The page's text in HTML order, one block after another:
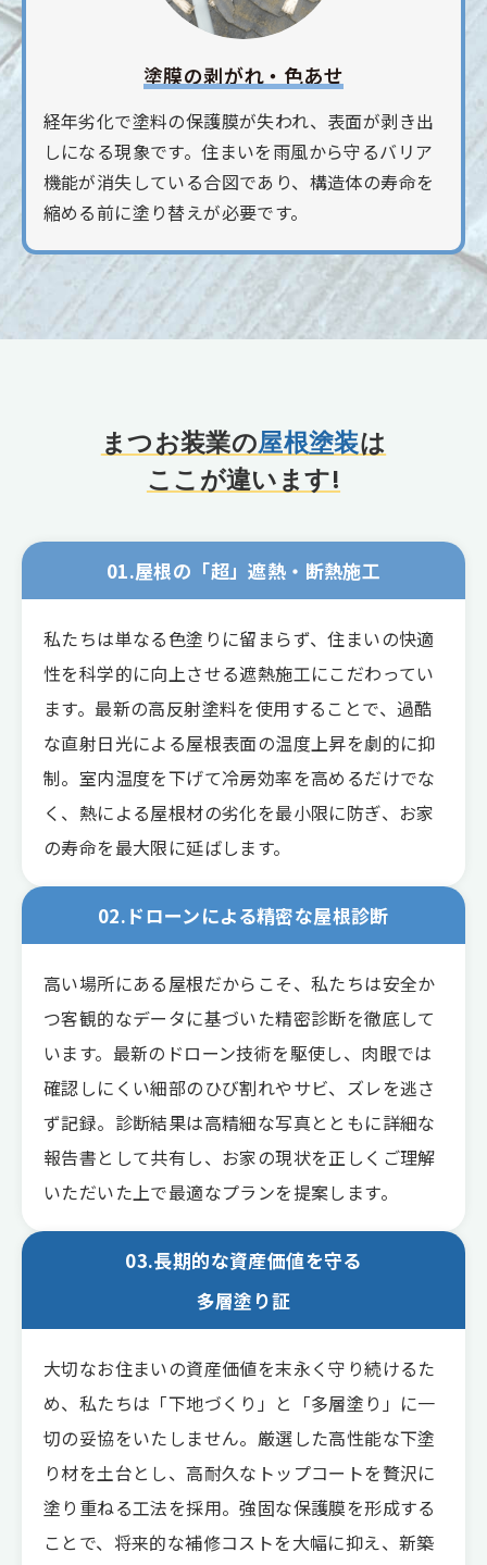
塗膜の剥がれ・色あせ
経年劣化で塗料の保護膜が失われ、表面が剥き出
しになる現象です。住まいを雨風から守るバリア
機能が消失している合図であり、構造体の寿命を
縮める前に塗り替えが必要です。
まつお装業の屋根塗装は
ここが違います!
01.屋根の「超」遮熱・断熱施工
私たちは単なる色塗りに留まらず、住まいの快適
性を科学的に向上させる遮熱施工にこだわってい
ます。最新の高反射塗料を使用することで、過酷
な直射日光による屋根表面の温度上昇を劇的に抑
制。室内温度を下げて冷房効率を高めるだけでな
く、熱による屋根材の劣化を最小限に防ぎ、お家
の寿命を最大限に延ばします。
02.ドローンによる精密な屋根診断
高い場所にある屋根だからこそ、私たちは安全か
つ客観的なデータに基づいた精密診断を徹底して
います。最新のドローン技術を駆使し、肉眼では
確認しにくい細部のひび割れやサビ、ズレを逃さ
ず記録。診断結果は高精細な写真とともに詳細な
報告書として共有し、お家の現状を正しくご理解
いただいた上で最適なプランを提案します。
03.長期的な資産価値を守る
多層塗り証
大切なお住まいの資産価値を末永く守り続けるた
め、私たちは「下地づくり」と「多層塗り」に一
切の妥協をいたしません。厳選した高性能な下塗
り材を土台とし、高耐久なトップコートを贅沢に
塗り重ねる工法を採用。強固な保護膜を形成する
ことで、将来的な補修コストを大幅に抑え、新築